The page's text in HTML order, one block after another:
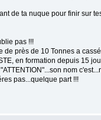
de ta nuque pour finir sur
pas !!!
près de 10 Tonnes a
en formation depuis 15
nom
pas...quelque part !!!